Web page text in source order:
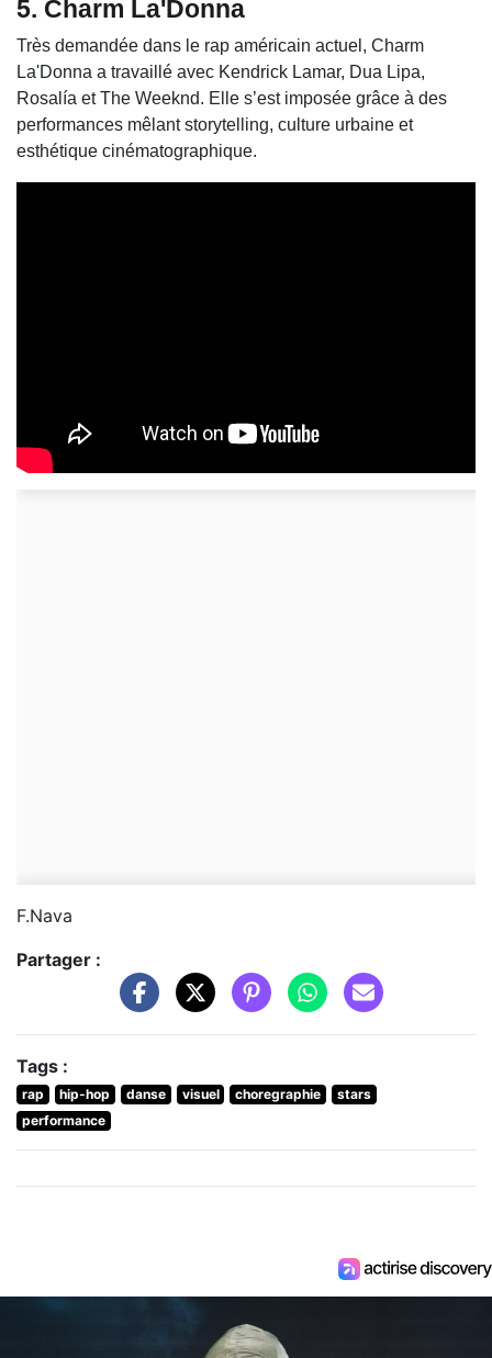
5. Charm La'Donna
Très demandée dans le rap américain actuel, Charm
La'Donna a travaillé avec Kendrick Lamar, Dua Lipa,
Rosalía etThe Weeknd. Elle s’est imposée grâce à des
performances mêlant storytelling, culture urbaine et
esthétique cinématographique.
F.Nava
Partager :
Tags :
rap hip-hop danse visuel choregraphie
stars
performance